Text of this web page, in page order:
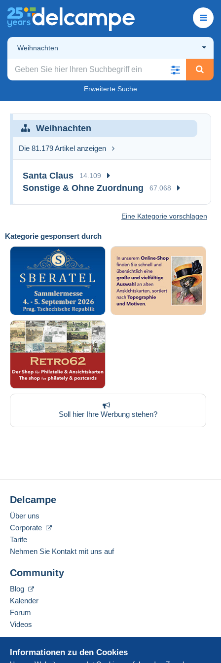
Weihnachten
Erweiterte Suche
Kategorie gesponsert durch
Soll hier Ihre Werbung stehen?
Weihnachten
Die 81.179 Artikel anzeigen
Santa Claus 14.109
Sonstige & Ohne Zuordnung 67.068
Eine Kategorie vorschlagen
Informationen zu den Cookies
Delcampe
Über uns
Corporate
Tarife
Nehmen Sie Kontakt mit uns auf
Community
Blog
Kalender
Forum
Videos